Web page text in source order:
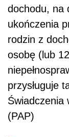
dochodu, na
ukończenia
rodzin z
osobę (lub
przysługuje
Świadczenia
(PAP)